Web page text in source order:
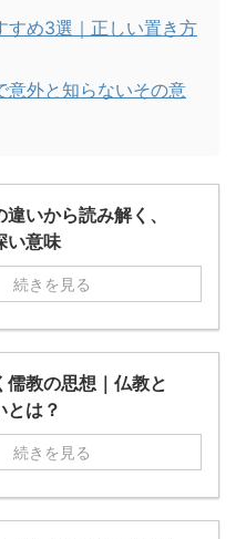
すめ3選｜正しい置き方
意外と知らないその意
いから読み解く、
い意味
続きを見る
儒教の思想｜仏教と
とは？
続きを見る